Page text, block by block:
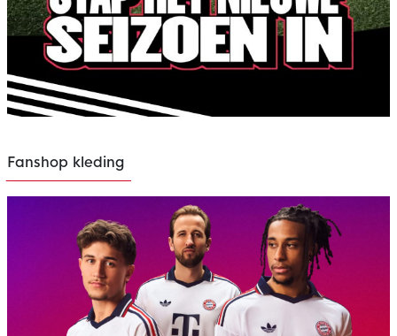
Fanshop kleding